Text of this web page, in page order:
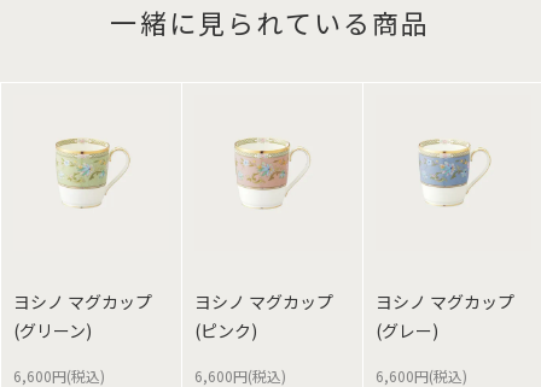
一緒に見られている商品
ヨシノ マグカップ
(グリーン)
6,600円(税込)
ヨシノ マグカップ
(ピンク)
6,600円(税込)
ヨシノ マグカップ
(グレー)
6,600円(税込)